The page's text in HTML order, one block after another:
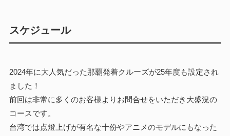
スケジュール
2024年に大人気だった那覇発着クルーズが25年度も設定され
ました！
前回は非常に多くのお客様よりお問合せをいただき大盛況の
コースです。
台湾では点燈上げが有名な十份やアニメのモデルにもなった